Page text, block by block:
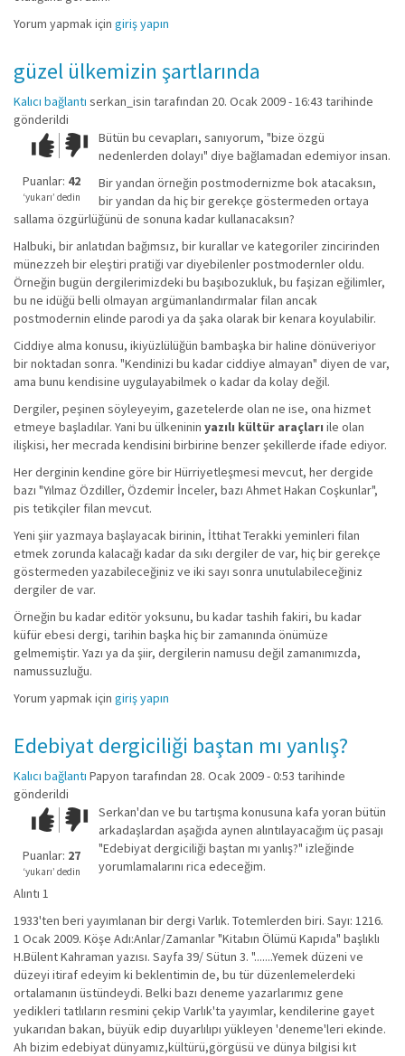
Yorum yapmak için giriş yapın
güzel ülkemizin şartlarında
Kalıcı bağlantı serkan_isin tarafından 20. Ocak 2009 - 16:43 tarihinde
gönderildi
Çok iyi!O
kadar
iyi
değil!
Puanlar: 42
‘yukarı’ dedin
Bütün bu cevapları, sanıyorum, "bize özgü
nedenlerden dolayı" diye bağlamadan edemiyor insan.
Bir yandan örneğin postmodernizme bok atacaksın,
bir yandan da hiç bir gerekçe göstermeden ortaya
sallama özgürlüğünü de sonuna kadar kullanacaksın?
Halbuki, bir anlatıdan bağımsız, bir kurallar ve kategoriler zincirinden
münezzeh bir eleştiri pratiği var diyebilenler postmodernler oldu.
Örneğin bugün dergilerimizdeki bu başıbozukluk, bu faşizan eğilimler,
bu ne idüğü belli olmayan argümanlandırmalar filan ancak
postmodernin elinde parodi ya da şaka olarak bir kenara koyulabilir.
Ciddiye alma konusu, ikiyüzlülüğün bambaşka bir haline dönüveriyor
bir noktadan sonra. "Kendinizi bu kadar ciddiye almayan" diyen de var,
ama bunu kendisine uygulayabilmek o kadar da kolay değil.
Dergiler, peşinen söyleyeyim, gazetelerde olan ne ise, ona hizmet
etmeye başladılar. Yani bu ülkeninin yazılı kültür araçları ile olan
ilişkisi, her mecrada kendisini birbirine benzer şekillerde ifade ediyor.
Her derginin kendine göre bir Hürriyetleşmesi mevcut, her dergide
bazı "Yılmaz Özdiller, Özdemir İnceler, bazı Ahmet Hakan Coşkunlar",
pis tetikçiler filan mevcut.
Yeni şiir yazmaya başlayacak birinin, İttihat Terakki yeminleri filan
etmek zorunda kalacağı kadar da sıkı dergiler de var, hiç bir gerekçe
göstermeden yazabileceğiniz ve iki sayı sonra unutulabileceğiniz
dergiler de var.
Örneğin bu kadar editör yoksunu, bu kadar tashih fakiri, bu kadar
küfür ebesi dergi, tarihin başka hiç bir zamanında önümüze
gelmemiştir. Yazı ya da şiir, dergilerin namusu değil zamanımızda,
namussuzluğu.
Yorum yapmak için giriş yapın
Edebiyat dergiciliği baştan mı yanlış?
Kalıcı bağlantı Papyon tarafından 28. Ocak 2009 - 0:53 tarihinde
gönderildi
Çok iyi!O
kadar
iyi
değil!
Puanlar: 27
‘yukarı’ dedin
Serkan'dan ve bu tartışma konusuna kafa yoran bütün
arkadaşlardan aşağıda aynen alıntılayacağım üç pasajı
"Edebiyat dergiciliği baştan mı yanlış?" izleğinde
yorumlamalarını rica edeceğim.
Alıntı 1
1933'ten beri yayımlanan bir dergi Varlık. Totemlerden biri. Sayı: 1216.
1 Ocak 2009. Köşe Adı:Anlar/Zamanlar "Kitabın Ölümü Kapıda" başlıklı
H.Bülent Kahraman yazısı. Sayfa 39/ Sütun 3. ".......Yemek düzeni ve
düzeyi itiraf edeyim ki beklentimin de, bu tür düzenlemelerdeki
ortalamanın üstündeydi. Belki bazı deneme yazarlarımız gene
yedikleri tatlıların resmini çekip Varlık'ta yayımlar, kendilerine gayet
yukarıdan bakan, büyük edip duyarlılıpı yükleyen 'deneme'leri ekinde.
Ah bizim edebiyat dünyamız,kültürü,görgüsü ve dünya bilgisi kıt